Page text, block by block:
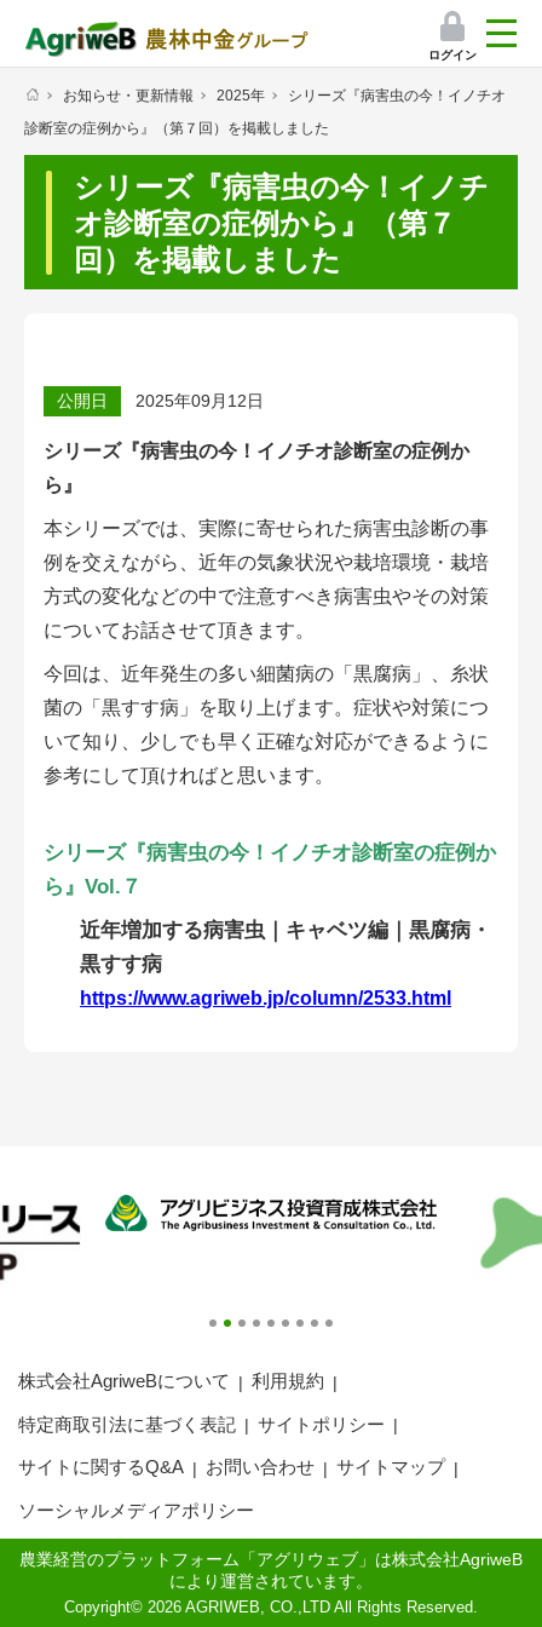
ログイン
検索
マイページ
プレミアムサービス
プレミアムサービスのご紹介
挑戦者たちの奮闘記
会員登録無料 アグリウェブの使い方
AgriweBダイレクトメッセージ
イベント・プロジェクト掲示板
経営アシストチャット
アクション別メニュー
コラム・事例集
お知らせ・更新情報 2025年
シリーズ『病害虫の今！イノチオ
診断室の症例から』（第７回）を掲載しました
シリーズ『病害虫の今！イノチ
オ診断室の症例から』（第７
回）を掲載しました
公開日 2025年09月12日
シリーズ『病害虫の今！イノチオ診断室の症例か
ら』
本シリーズでは、実際に寄せられた病害虫診断の事
例を交えながら、近年の気象状況や栽培環境・栽培
方式の変化などの中で注意すべき病害虫やその対策
についてお話させて頂きます。
今回は、近年発生の多い細菌病の「黒腐病」、糸状
菌の「黒すす病」を取り上げます。症状や対策につ
いて知り、少しでも早く正確な対応ができるように
参考にして頂ければと思います。
シリーズ『病害虫の今！イノチオ診断室の症例か
ら』Vol.７
近年増加する病害虫｜キャベツ編｜黒腐病・
黒すす病
https://www.agriweb.jp/column/2533.html
株式会社AgriweBについて 利用規約
特定商取引法に基づく表記 サイトポリシー
サイトに関するQ&A お問い合わせ サイトマップ
ソーシャルメディアポリシー
農業経営のプラットフォーム「アグリウェブ」は株式会社AgriweB
により運営されています。
Copyright© 2026 AGRIWEB, CO.,LTD All Rights Reserved.